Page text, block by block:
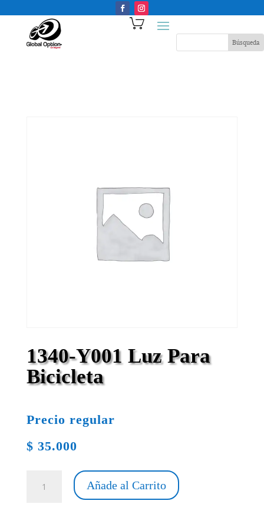
1340-Y001 Luz Para
Bicicleta
Precio regular
$ 35.000
Y001
Añade al Carrito